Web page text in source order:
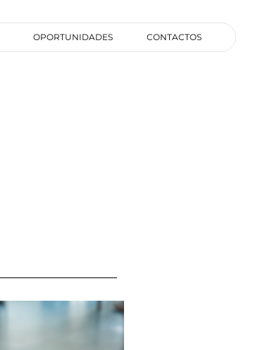
OPORTUNIDADES CONTACTOS